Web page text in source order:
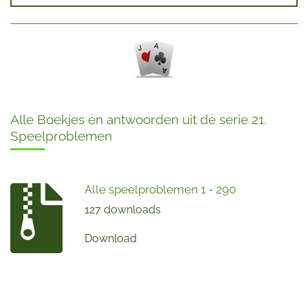
Alle Boekjes en antwoorden uit de serie 21.
Speelproblemen
Alle speelproblemen 1 - 290
127 downloads
Download